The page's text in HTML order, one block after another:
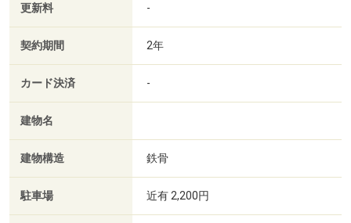
更新料 -
契約期間 2年
カード決済 -
建物名
建物構造 鉄骨
駐車場 近有 2,200円